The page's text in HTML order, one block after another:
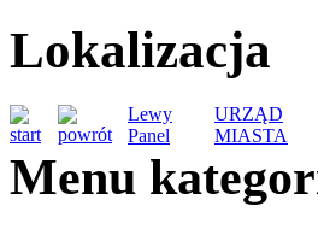
Lokalizacja
Lewy
Panel
URZĄD
MIASTA
Menu